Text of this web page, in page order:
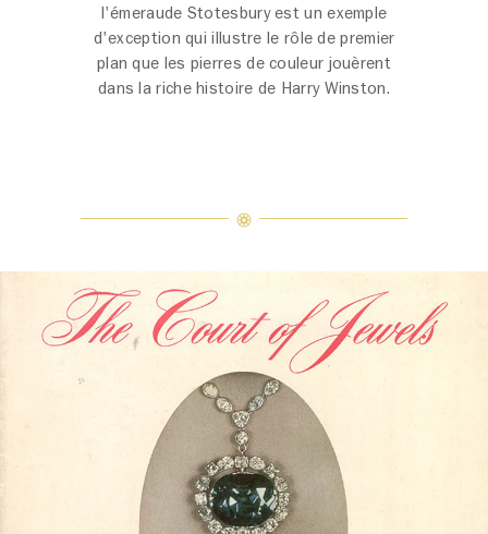
l'émeraude Stotesbury est un exemple
d'exception qui illustre le rôle de premier
plan que les pierres de couleur jouèrent
dans la riche histoire de Harry Winston.